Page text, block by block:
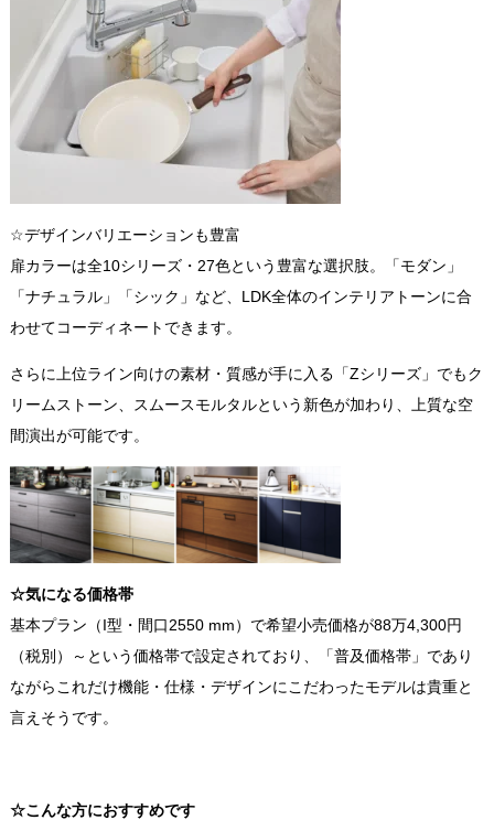
☆デザインバリエーションも豊富
扉カラーは全10シリーズ・27色という豊富な選択肢。「モダン」
「ナチュラル」「シック」など、LDK全体のインテリアトーンに合
わせてコーディネートできます。
さらに上位ライン向けの素材・質感が手に入る「Zシリーズ」でもク
リームストーン、スムースモルタルという新色が加わり、上質な空
間演出が可能です。
☆気になる価格帯
基本プラン（I型・間口2550 mm）で希望小売価格が88万4,300円
（税別）～という価格帯で設定されており、「普及価格帯」であり
ながらこれだけ機能・仕様・デザインにこだわったモデルは貴重と
言えそうです。
☆こんな方におすすめです